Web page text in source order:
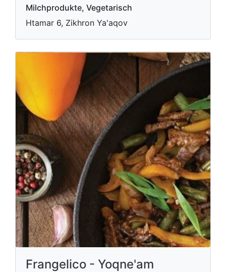
Milchprodukte, Vegetarisch
Htamar 6, Zikhron Ya'aqov
Frangelico - Yoqne'am